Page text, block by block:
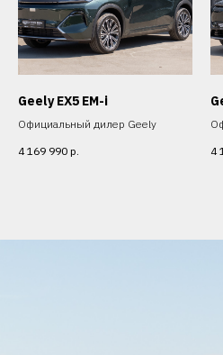
Geely EX5 EM-i
Официальный дилер Geely
4 169 990 р.
4